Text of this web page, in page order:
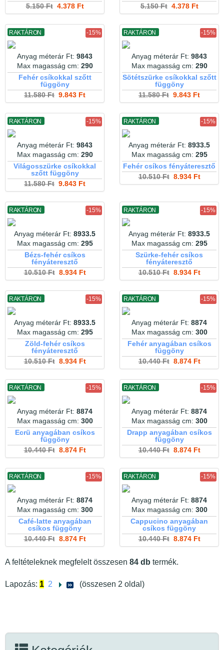
5.150 Ft4.378 Ft
5.150 Ft4.378 Ft
RAKTÁRON -15%
Anyag méterár Ft: 9843
Max magasság cm: 290
Fehér csíkokkal szőtt
függöny
11.580 Ft 9.843 Ft
RAKTÁRON -15%
Anyag méterár Ft: 9843
Max magasság cm: 290
Sötétszürke csíkokkal szőtt
függöny
11.580 Ft 9.843 Ft
RAKTÁRON -15%
Anyag méterár Ft: 9843
Max magasság cm: 290
Világosszürke csíkokkal
szőtt függöny
11.580 Ft 9.843 Ft
RAKTÁRON -15%
Anyag méterár Ft: 8933.5
Max magasság cm: 295
Fehér csíkos fényáteresztő
10.510 Ft8.934 Ft
RAKTÁRON -15%
Anyag méterár Ft: 8933.5
Max magasság cm: 295
Bézs-fehér csíkos
fényáteresztő
10.510 Ft8.934 Ft
RAKTÁRON -15%
Anyag méterár Ft: 8933.5
Max magasság cm: 295
Szürke-fehér csíkos
fényáteresztő
10.510 Ft8.934 Ft
RAKTÁRON -15%
Anyag méterár Ft: 8933.5
Max magasság cm: 295
Zöld-fehér csíkos
fényáteresztő
10.510 Ft8.934 Ft
RAKTÁRON -15%
Anyag méterár Ft: 8874
Max magasság cm: 300
Fehér anyagában csíkos
függöny
10.440 Ft8.874 Ft
RAKTÁRON -15%
Anyag méterár Ft: 8874
Max magasság cm: 300
Ecrü anyagában csíkos
függöny
10.440 Ft8.874 Ft
RAKTÁRON -15%
Anyag méterár Ft: 8874
Max magasság cm: 300
Drapp anyagában csíkos
függöny
10.440 Ft8.874 Ft
RAKTÁRON -15%
Anyag méterár Ft: 8874
Max magasság cm: 300
Café-latte anyagában
csíkos függöny
10.440 Ft8.874 Ft
RAKTÁRON -15%
Anyag méterár Ft: 8874
Max magasság cm: 300
Cappucino anyagában
csíkos függöny
10.440 Ft8.874 Ft
A feltételeknek megfelelt összesen 84 db termék.
Lapozás: 1 2 (összesen 2 oldal)